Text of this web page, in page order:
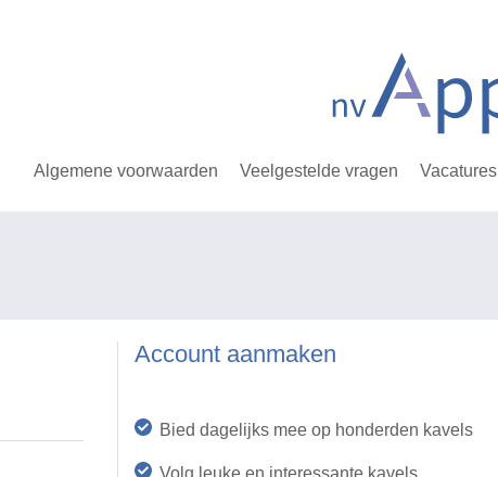
Algemene voorwaarden Veelgestelde vragen Vacatures
Account aanmaken
Bied dagelijks mee op honderden kavels